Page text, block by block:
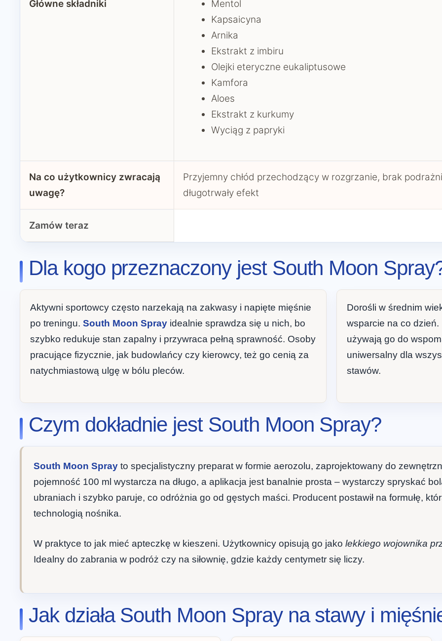
Główne składniki
Mentol
Kapsaicyna
Arnika
Ekstrakt z imbiru
Olejki eteryczne eukaliptusowe
Kamfora
Aloes
Ekstrakt z kurkumy
Wyciąg z papryki
Na co użytkownicy zwracają
uwagę?
Przyjemny chłód przechodzący w rozgrzanie, brak
długotrwały efekt
Zamów teraz
Dla kogo przeznaczony jest South Moon
Aktywni sportowcy często narzekają na zakwasy i napięte mięśnie
po treningu. South Moon Spray idealnie sprawdza się u nich, bo
szybko redukuje stan zapalny i przywraca pełną sprawność. Osoby
pracujące fizycznie, jak budowlańcy czy kierowcy, też go cenią za
natychmiastową ulgę w bólu pleców.
Dorośli w średnim
wsparcie na co
używają go do
uniwersalny dla
stawów.
Czym dokładnie jest South Moon Spray?
South Moon Spray to specjalistyczny preparat w formie aerozolu, zaprojektowany do
pojemność 100 ml wystarcza na długo, a aplikacja jest banalnie prosta – wystarczy spryskać
ubraniach i szybko paruje, co odróżnia go od gęstych maści. Producent postawił na formułę,
technologią nośnika.
W praktyce to jak mieć apteczkę w kieszeni. Użytkownicy opisują go jako lekkiego wojownika
Idealny do zabrania w podróż czy na siłownię, gdzie każdy centymetr się liczy.
Jak działa South Moon Spray na stawy i